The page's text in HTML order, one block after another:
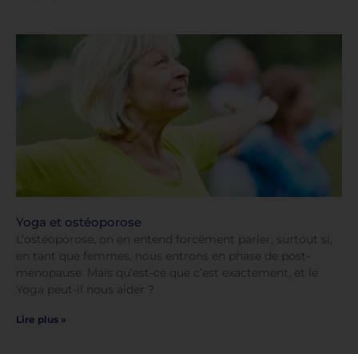
Yoga et ostéoporose
L’ostéoporose, on en entend forcément parler, surtout si,
en tant que femmes, nous entrons en phase de post-
ménopause. Mais qu’est-ce que c’est exactement, et le
Yoga peut-il nous aider ?
Lire plus »